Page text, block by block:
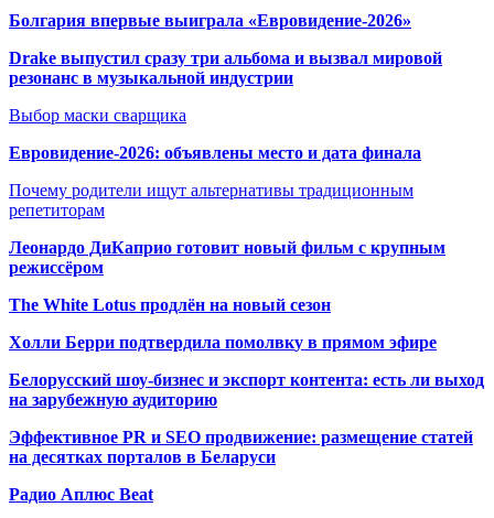
Болгария впервые выиграла «Евровидение-2026»
Drake выпустил сразу три альбома и вызвал мировой
резонанс в музыкальной индустрии
Выбор маски сварщика
Евровидение-2026: объявлены место и дата финала
Почему родители ищут альтернативы традиционным
репетиторам
Леонардо ДиКаприо готовит новый фильм с крупным
режиссёром
The White Lotus продлён на новый сезон
Холли Берри подтвердила помолвку в прямом эфире
Белорусский шоу-бизнес и экспорт контента: есть ли выход
на зарубежную аудиторию
Эффективное PR и SEO продвижение: размещение статей
на десятках порталов в Беларуси
Радио Аплюс Beat